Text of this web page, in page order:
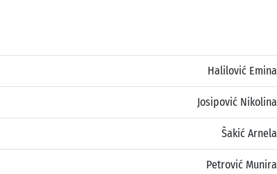
Halilović Emina
Josipović Nikolina
Šakić Arnela
Petrović Munira